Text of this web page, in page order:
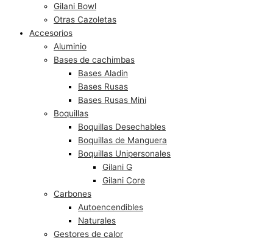
Gilani Bowl
Otras Cazoletas
Accesorios
Aluminio
Bases de cachimbas
Bases Aladin
Bases Rusas
Bases Rusas Mini
Boquillas
Boquillas Desechables
Boquillas de Manguera
Boquillas Unipersonales
Gilani G
Gilani Core
Carbones
Autoencendibles
Naturales
Gestores de calor